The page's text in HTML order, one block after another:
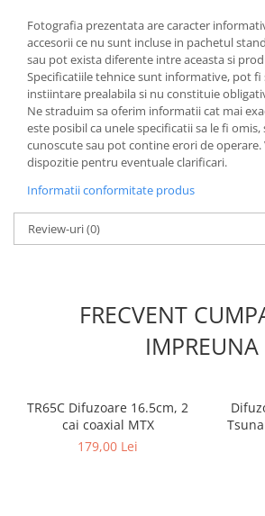
Fotografia prezentata are caracter
accesorii ce nu sunt incluse in pachetul
sau pot exista diferente intre aceasta si
Specificatiile tehnice sunt informative, pot fi
instiintare prealabila si nu constituie
Ne straduim sa oferim informatii cat mai
este posibil ca unele specificatii sa le fi omis,
cunoscute sau pot contine erori de operare.
dispozitie pentru eventuale clarificari.
Informatii conformitate produs
Review-uri(0)
FRECVENT
IMPREUNA
TR65C Difuzoare 16.5cm, 2
cai coaxial MTX
179,00 Lei